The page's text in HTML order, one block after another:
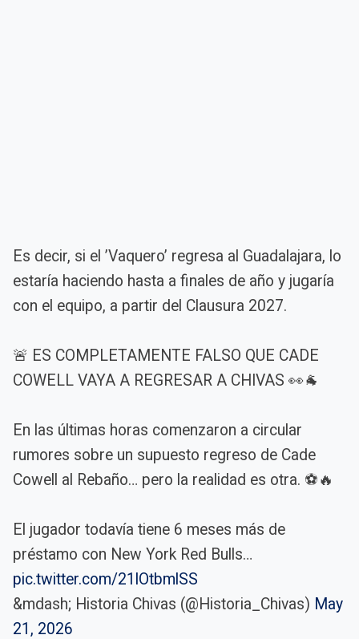
Es decir, si el ’Vaquero’ regresa al Guadalajara, lo
estaría haciendo hasta a finales de año y jugaría
con el equipo, a partir del Clausura 2027.
🚨 ES COMPLETAMENTE FALSO QUE CADE
COWELL VAYA A REGRESAR A CHIVAS 👀🐐
En las últimas horas comenzaron a circular
rumores sobre un supuesto regreso de Cade
Cowell al Rebaño… pero la realidad es otra. ⚽🔥
El jugador todavía tiene 6 meses más de
préstamo con New York Red Bulls…
pic.twitter.com/21lOtbmlSS
&mdash; Historia Chivas (@Historia_Chivas) May
21, 2026